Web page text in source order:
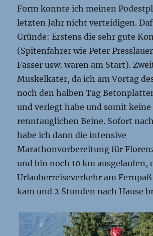
Form konnte ich meinen
letzten Jahr nicht verteidigen.
Gründe: Erstens die sehr gute
(Spitenfahrer wie Peter
Fasser usw. waren am Start).
Muskelkater, da ich am Vortag
noch den halben Tag
und verlegt habe und somit keine
renntauglichen Beine. Sofort
habe ich dann die intensive
Marathonvorbereitung für
und bin noch 10 km ausgelaufen,
Urlauberreiseverkehr am
kam und 2 Stunden nach Hause